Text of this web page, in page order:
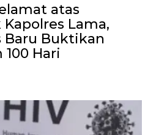
atas
Lama,
Baru Buktikan
Hari